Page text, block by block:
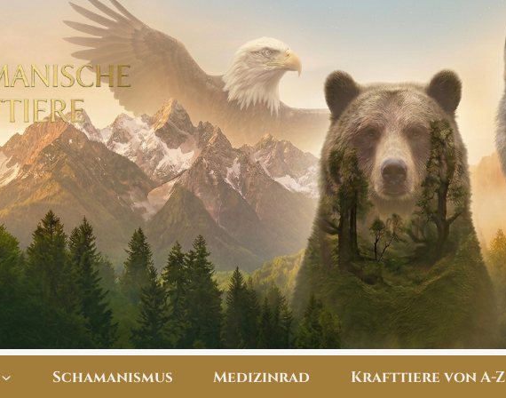
Schamanismus Medizinrad ​Krafttiere von A-Z